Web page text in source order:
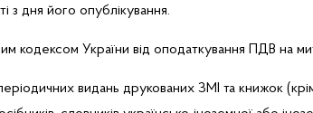
з дня його опублікування.
кодексом України від оподаткування ПДВ на
видань друкованих ЗМІ та книжок